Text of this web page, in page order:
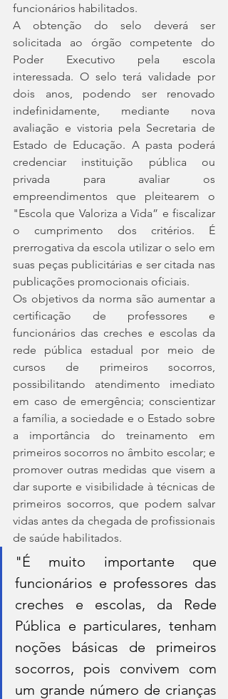
funcionários habilitados.
A obtenção do selo deverá ser
solicitada ao órgão competente do
Poder Executivo pela escola
interessada. O selo terá validade por
dois anos, podendo ser renovado
indefinidamente, mediante nova
avaliação e vistoria pela Secretaria de
Estado de Educação. A pasta poderá
credenciar instituição pública ou
privada para avaliar os
empreendimentos que pleitearem o
"Escola que Valoriza a Vida” e fiscalizar
o cumprimento dos critérios. É
prerrogativa da escola utilizar o selo em
suas peças publicitárias e ser citada nas
publicações promocionais oficiais.
Os objetivos da norma são aumentar a
certificação de professores e
funcionários das creches e escolas da
rede pública estadual por meio de
cursos de primeiros socorros,
possibilitando atendimento imediato
em caso de emergência; conscientizar
a família, a sociedade e o Estado sobre
a importância do treinamento em
primeiros socorros no âmbito escolar; e
promover outras medidas que visem a
dar suporte e visibilidade à técnicas de
primeiros socorros, que podem salvar
vidas antes da chegada de profissionais
de saúde habilitados.
"É muito importante que
funcionários e professores das
creches e escolas, da Rede
Pública e particulares, tenham
noções básicas de primeiros
socorros, pois convivem com
um grande número de crianças